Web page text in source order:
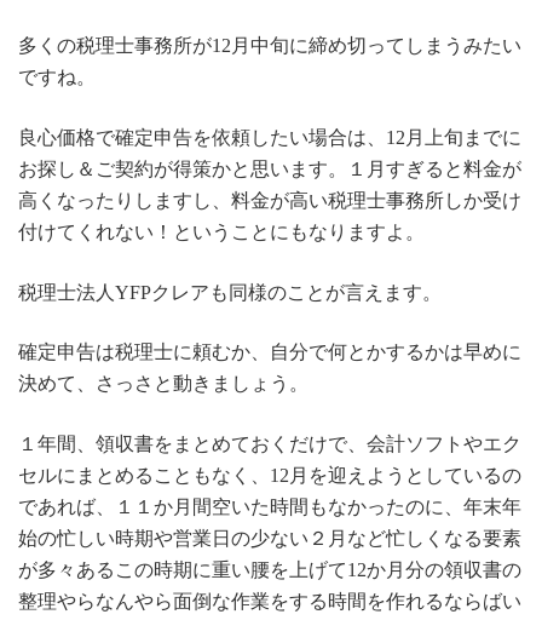
多くの税理士事務所が12月中旬に締め切ってしまうみたい
ですね。
良心価格で確定申告を依頼したい場合は、12月上旬までに
お探し＆ご契約が得策かと思います。１月すぎると料金が
高くなったりしますし、料金が高い税理士事務所しか受け
付けてくれない！ということにもなりますよ。
税理士法人YFPクレアも同様のことが言えます。
確定申告は税理士に頼むか、自分で何とかするかは早めに
決めて、さっさと動きましょう。
１年間、領収書をまとめておくだけで、会計ソフトやエク
セルにまとめることもなく、12月を迎えようとしているの
であれば、１１か月間空いた時間もなかったのに、年末年
始の忙しい時期や営業日の少ない２月など忙しくなる要素
が多々あるこの時期に重い腰を上げて12か月分の領収書の
整理やらなんやら面倒な作業をする時間を作れるならばい